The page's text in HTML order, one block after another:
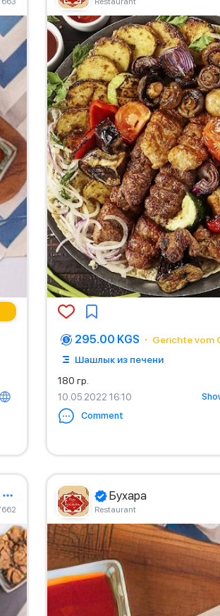
295.00 KGS
Gerichte vom
Шашлык из печени
180 гр.
10.05.2022 16:10
Comment
Бухара
Restaurant